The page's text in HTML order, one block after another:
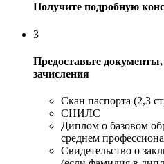
Получите подробную
3
Предоставьте
зачисления
Скан паспорта (2,3
СНИЛС
Диплом о базовом
среднем
Свидетельство о